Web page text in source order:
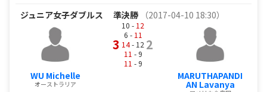
ジュニア女子ダブルス 準決勝 （2017-04-10 18:30）
WU Michelle
オーストラリア
3
10 - 12
6 - 11
14- 12
11 - 9
11 - 9
2
MARUTHAPANDI
AN Lavanya